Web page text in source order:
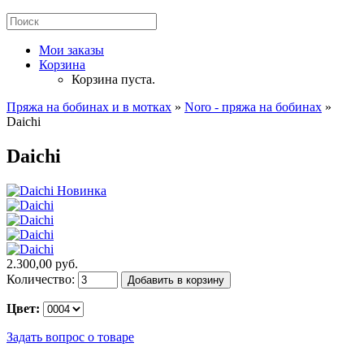
Мои заказы
Корзина
Корзина пуста.
Пряжа на бобинах и в мотках » Noro - пряжа на бобинах »
Daichi
Daichi
Новинка
2.300,00 руб.
Количество:
Добавить в корзину
Цвет:
Задать вопрос о товаре